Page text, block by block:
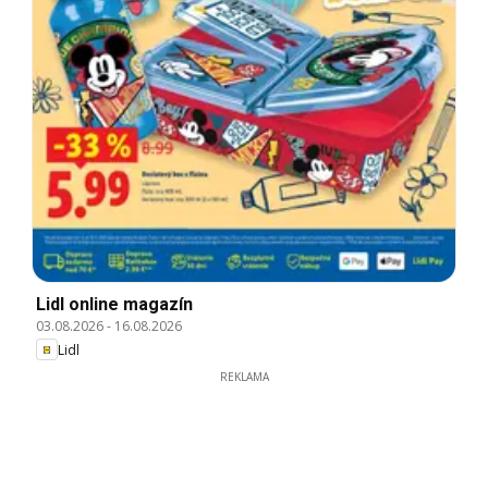
Lidl online magazín
03.08.2026- 16.08.2026
Lidl
REKLAMA